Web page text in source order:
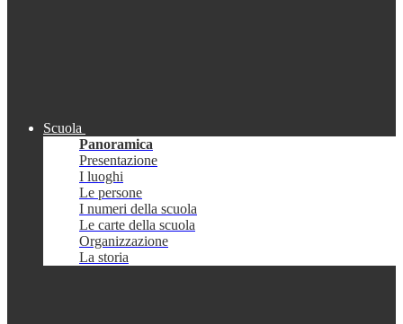
Scuola
Panoramica
Presentazione
I luoghi
Le persone
I numeri della scuola
Le carte della scuola
Organizzazione
La storia